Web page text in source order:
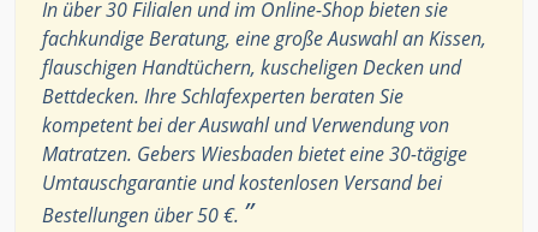
In über 30 Filialen und im Online-Shop bieten sie
fachkundige Beratung, eine große Auswahl an Kissen,
flauschigen Handtüchern, kuscheligen Decken und
Bettdecken. Ihre Schlafexperten beraten Sie
kompetent bei der Auswahl und Verwendung von
Matratzen. Gebers Wiesbaden bietet eine 30-tägige
Umtauschgarantie und kostenlosen Versand bei
Bestellungen über 50 €. ”